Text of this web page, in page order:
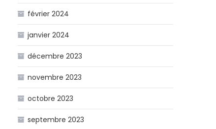
février 2024
janvier 2024
décembre 2023
novembre 2023
octobre 2023
septembre 2023